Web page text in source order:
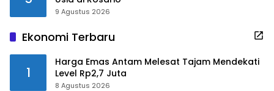
9 Agustus 2026
Ekonomi Terbaru
1
Harga Emas Antam Melesat Tajam Mendekati
Level Rp2,7 Juta
8 Agustus 2026